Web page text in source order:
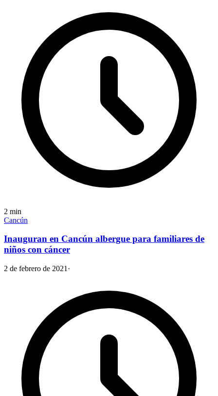
2 min
Cancún
Inauguran en Cancún albergue para familiares de
niños con cáncer
2 de febrero de 2021 ·